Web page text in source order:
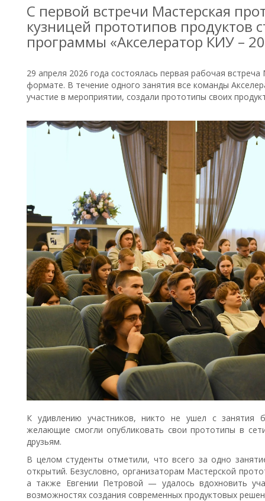
С первой встречи Мастерская
кузницей прототипов продуктов
программы «Акселератор КИУ –
29 апреля 2026 года состоялась первая рабочая
формате. В течение одного занятия все команды
участие в мероприятии, создали прототипы своих
К удивлению участников, никто не ушел с занятия
желающие смогли опубликовать свои прототипы в
друзьям.
В целом студенты отметили, что всего за одно
открытий. Безусловно, организаторам Мастерской
а также Евгении Петровой — удалось вдохновить
возможностях создания современных продуктовых